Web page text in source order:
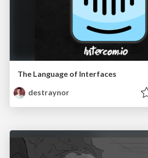
The Language of Interfaces
destraynor